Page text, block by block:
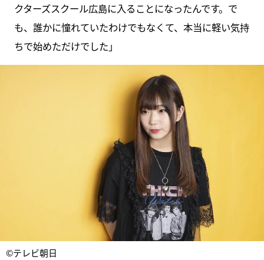
クターズスクール広島に入ることになったんです。で
も、誰かに憧れていたわけでもなくて、本当に軽い気持
ちで始めただけでした」
©テレビ朝日